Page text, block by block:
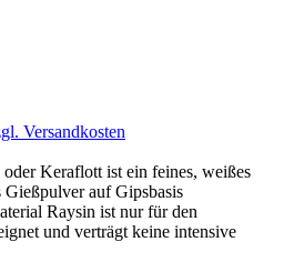
Versandkosten
oder Keraflott ist ein feines, weißes
Gießpulver auf Gipsbasis
Raysin ist nur für den
und verträgt keine intensive